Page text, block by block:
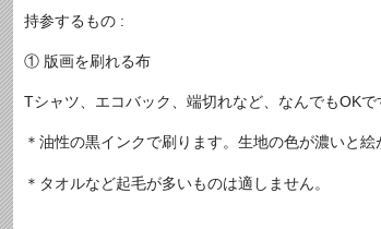
持参するもの :
① 版画を刷れる布
Tシャツ、エコバック、端切れなど、なんでもOKで
＊油性の黒インクで刷ります。生地の色が濃いと絵
＊タオルなど起毛が多いものは適しません。